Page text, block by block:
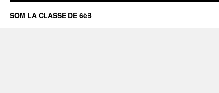
SOM LA CLASSE DE 6èB